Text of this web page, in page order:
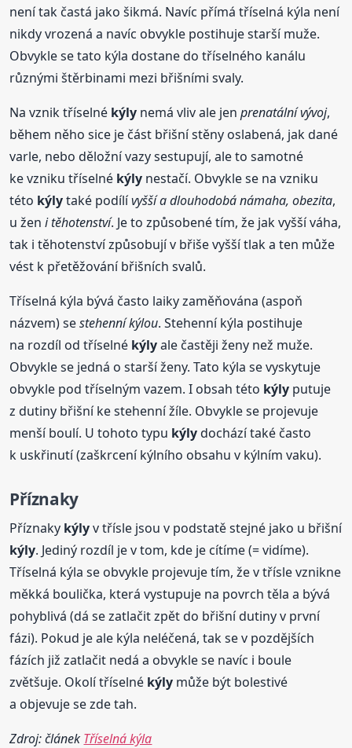
není tak častá jako šikmá. Navíc přímá tříselná kýla není
nikdy vrozená a navíc obvykle postihuje starší muže.
Obvykle se tato kýla dostane do tříselného kanálu
různými štěrbinami mezi břišními svaly.
Na vznik tříselné kýly nemá vliv ale jenprenatální vývoj,
během něho sice je část břišní stěny oslabená, jak dané
varle, nebo děložní vazy sestupují, ale to samotné
ke vzniku tříselné kýly nestačí. Obvykle se na vzniku
této kýlytaké podílívyšší a dlouhodobá námaha, obezita,
u ženi těhotenství. Je to způsobené tím, že jak vyšší váha,
tak i těhotenství způsobují v břiše vyšší tlak a ten může
vést k přetěžování břišních svalů.
Tříselná kýla bývá často laiky zaměňována (aspoň
názvem) sestehenní kýlou. Stehenní kýla postihuje
na rozdíl od tříselné kýlyale častěji ženy než muže.
Obvykle se jedná o starší ženy. Tato kýla se vyskytuje
obvykle pod tříselným vazem. I obsah této kýly putuje
z dutiny břišní ke stehenní žíle. Obvykle se projevuje
menší boulí. U tohoto typu kýlydochází také často
k uskřinutí (zaškrcení kýlního obsahu v kýlním vaku).
Příznaky
Příznaky kýlyv třísle jsou v podstatě stejné jako u břišní
kýly. Jediný rozdíl je v tom, kde je cítíme (= vidíme).
Tříselná kýla se obvykle projevuje tím, že v třísle vznikne
měkká boulička, která vystupuje na povrch těla a bývá
pohyblivá (dá se zatlačit zpět do břišní dutiny v první
fázi). Pokud je ale kýla neléčená, tak se v pozdějších
fázích již zatlačit nedá a obvykle se navíc i boule
zvětšuje. Okolí tříselné kýly může být bolestivé
a objevuje se zde tah.
Zdroj: článek Tříselná kýla